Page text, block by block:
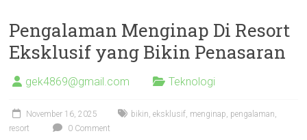
Pengalaman Menginap Di Resort
Eksklusif yang Bikin Penasaran
gek4869@gmail.com Teknologi
November 16, 2025 bikin,eksklusif, menginap, pengalaman,
resort
0 Comment